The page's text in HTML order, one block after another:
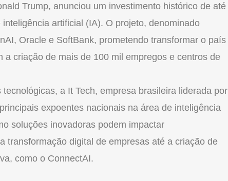
Trump, anunciou um investimento histórico de até
artificial (IA). O projeto, denominado
Oracle e SoftBank, prometendo transformar o país
a criação de mais de 100 mil empregos e centros de
a It Tech, empresa brasileira liderada por
expoentes nacionais na área de inteligência
soluções inovadoras podem impactar
transformação digital de empresas até a criação de
como o ConnectAI.